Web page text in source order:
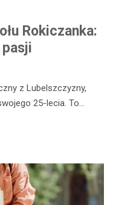
Rokiczanka:
z Lubelszczyzny,
25-lecia. To…